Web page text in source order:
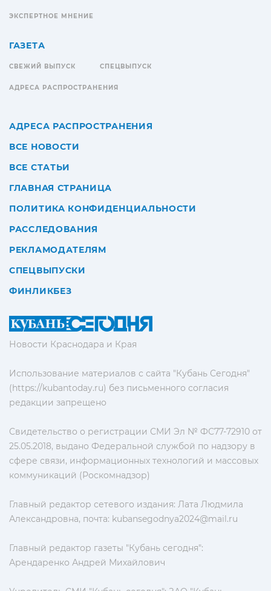
Новости Краснодара и Края
Использование материалов с сайта "Кубань Сегодня"
(https://kubantoday.ru) без письменного согласия
редакции запрещено
Свидетельство о регистрации СМИ Эл № ФС77-72910 от
25.05.2018, выдано Федеральной службой по надзору в
сфере связи, информационных технологий и массовых
коммуникаций (Роскомнадзор)
Главный редактор сетевого издания: Лата Людмила
Александровна, почта: kubansegodnya2024@mail.ru
Главный редактор газеты "Кубань сегодня":
Арендаренко Андрей Михайлович
ЭКСПЕРТНОЕ МНЕНИЕ
ГАЗЕТА
СВЕЖИЙ ВЫПУСК СПЕЦВЫПУСК
АДРЕСА РАСПРОСТРАНЕНИЯ
АДРЕСА РАСПРОСТРАНЕНИЯ
ВСЕ НОВОСТИ
ВСЕ СТАТЬИ
ГЛАВНАЯ СТРАНИЦА
ПОЛИТИКА КОНФИДЕНЦИАЛЬНОСТИ
РАССЛЕДОВАНИЯ
РЕКЛАМОДАТЕЛЯМ
СПЕЦВЫПУСКИ
ФИНЛИКБЕЗ